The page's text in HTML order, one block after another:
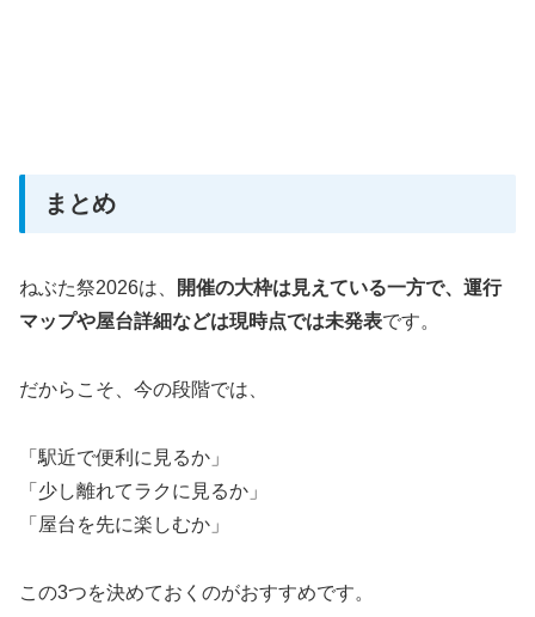
まとめ
ねぶた祭2026は、
開催の大枠は見えている一方で、運行
マップや屋台詳細などは現時点では未発表です。
だからこそ、今の段階では、
「駅近で便利に見るか」
「少し離れてラクに見るか」
「屋台を先に楽しむか」
この3つを決めておくのがおすすめです。